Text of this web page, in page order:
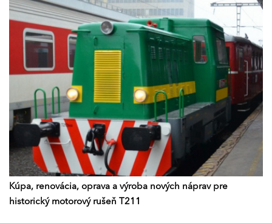
Kúpa, renovácia, oprava a výroba nových náprav pre
historický motorový rušeň T211